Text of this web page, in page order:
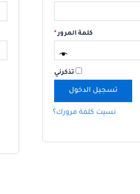
كلمة المرور*
تذكرني
تسجيل الدخول
نسيت كلمة مرورك؟